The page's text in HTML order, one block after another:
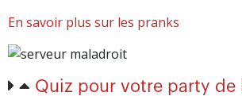
En savoir plus sur les pranks
Quiz pour votre party de